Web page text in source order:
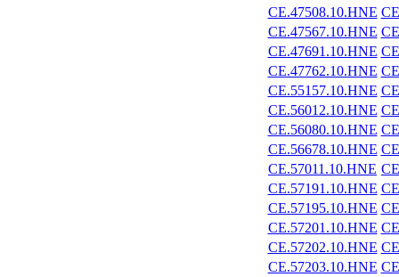
CE.47508.10.HNE
CE.47567.10.HNE
CE.47691.10.HNE
CE.47762.10.HNE
CE.55157.10.HNE
CE.56012.10.HNE
CE.56080.10.HNE
CE.56678.10.HNE
CE.57011.10.HNE
CE.57191.10.HNE
CE.57195.10.HNE
CE.57201.10.HNE
CE.57202.10.HNE
CE.57203.10.HNE